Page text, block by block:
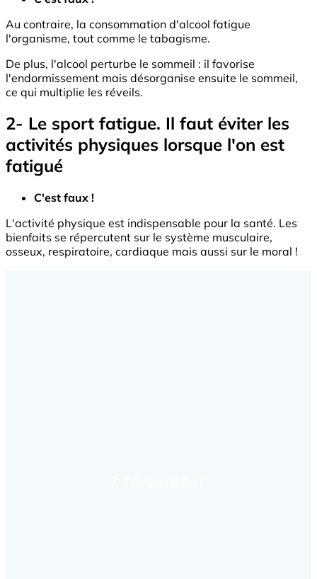
Au contraire, la consommation d'alcool fatigue
l'organisme, tout comme le tabagisme.
De plus, l'alcool perturbe le sommeil : il favorise
l'endormissement mais désorganise ensuite le sommeil,
ce qui multiplie les réveils.
2- Le sport fatigue. Il faut éviter les
activités physiques lorsque l'on est
fatigué
C'est faux !
L'activité physique est indispensable pour la santé. Les
bienfaits se répercutent sur le système musculaire,
osseux, respiratoire, cardiaque mais aussi sur le moral !